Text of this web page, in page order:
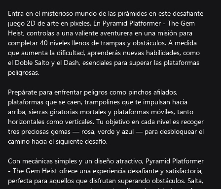
Entra en el misterioso mundo de las pirámides en este desafiante
juego 2D de arte en píxeles. En Pyramid Platformer - The Gem
Heist, controlas a una valiente aventurera en una misión para
completar 40 niveles llenos de trampas y obstáculos. A medida
que aumenta la dificultad, aprenderás nuevas habilidades, como
el Doble Salto y el Dash, esenciales para superar las plataformas
peligrosas.
Prepárate para enfrentar peligros como pinchos afilados,
plataformas que se caen, trampolines que te impulsan hacia
arriba, sierras giratorias mortales y plataformas móviles, tanto
horizontales como verticales. Tu objetivo en cada nivel es recoger
tres preciosas gemas — rosa, verde y azul — para desbloquear el
camino hacia el siguiente desafío.
Con mecánicas simples y un diseño atractivo, Pyramid Platformer
- The Gem Heist ofrece una experiencia desafiante y satisfactoria,
perfecta para aquellos que disfrutan superando obstáculos. Salta,